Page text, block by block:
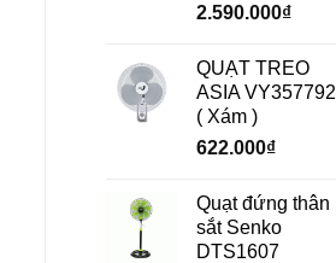
Giá
là:
3.720.000₫.
2.590.000₫Giá
tại
là:
QUẠT TREO
ASIA VY357792
( Xám )
622.000₫
Quạt đứng thân
sắt Senko
DTS1607